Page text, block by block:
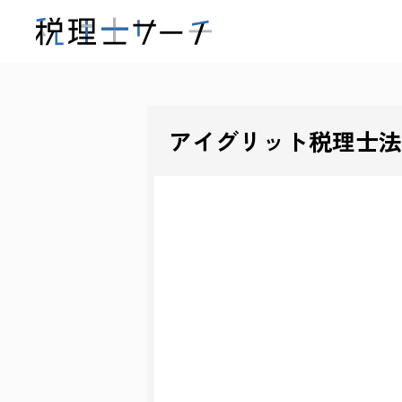
アイグリット税理士